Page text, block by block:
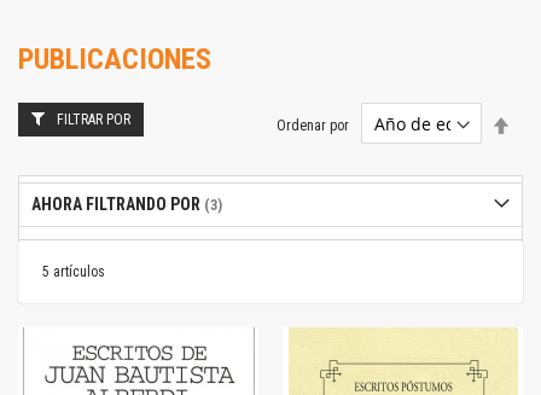
PUBLICACIONES
5 artículos
Ordenar por
FILTRAR POR
AHORA FILTRANDO POR